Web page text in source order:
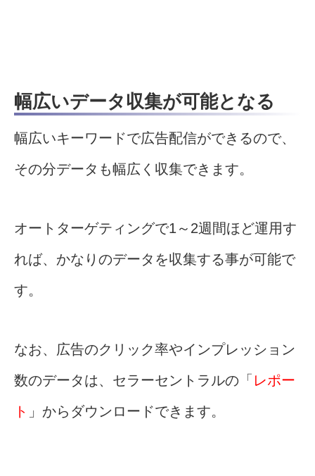
幅広いデータ収集が可能となる
幅広いキーワードで広告配信ができるので、
その分データも幅広く収集できます。
オートターゲティングで1～2週間ほど運用す
れば、かなりのデータを収集する事が可能で
す。
なお、広告のクリック率やインプレッション
数のデータは、セラーセントラルの「 レポー
ト 」からダウンロードできます。